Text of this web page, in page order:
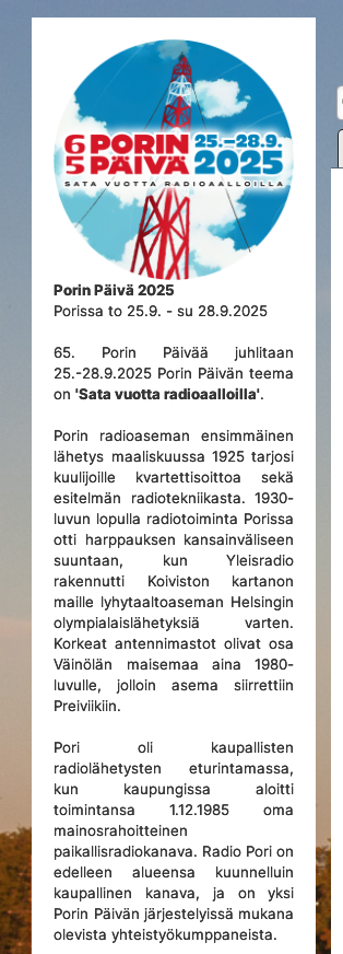
Porin Päivä 2025
Porissa to 25.9. - su 28.9.2025
65. Porin Päivää juhlitaan
25.-28.9.2025 Porin Päivän teema
on'Sata vuotta radioaalloilla'.
Porin radioaseman ensimmäinen
lähetys maaliskuussa 1925 tarjosi
kuulijoille kvartettisoittoa sekä
esitelmän radiotekniikasta. 1930-
luvun lopulla radiotoiminta Porissa
otti harppauksen kansainväliseen
suuntaan, kun Yleisradio
rakennutti Koiviston kartanon
maille lyhytaaltoaseman Helsingin
olympialaislähetyksiä varten.
Korkeat antennimastot olivat osa
Väinölän maisemaa aina 1980-
luvulle, jolloin asema siirrettiin
Preiviikiin.
Pori oli kaupallisten
radiolähetysten eturintamassa,
kun kaupungissa aloitti
toimintansa 1.12.1985 oma
mainosrahoitteinen
paikallisradiokanava. Radio Pori on
edelleen alueensa kuunnelluin
kaupallinen kanava, ja on yksi
Porin Päivän järjestelyissä mukana
olevista yhteistyökumppaneista.